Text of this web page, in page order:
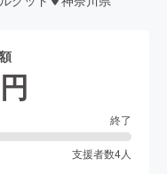
円
終了
支援者数4人